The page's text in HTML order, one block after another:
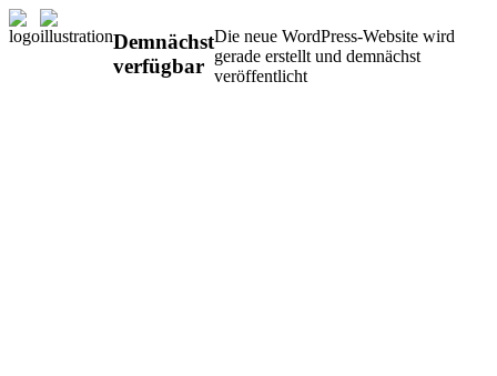
Demnächst
verfügbar
Die neue WordPress-Website wird
gerade erstellt und demnächst
veröffentlicht